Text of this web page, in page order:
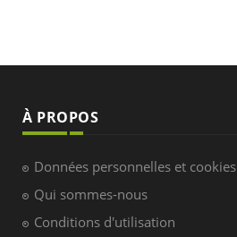
À PROPOS
Données personnelles et cookies
Qui sommes-nous
Conditions d'utilisation